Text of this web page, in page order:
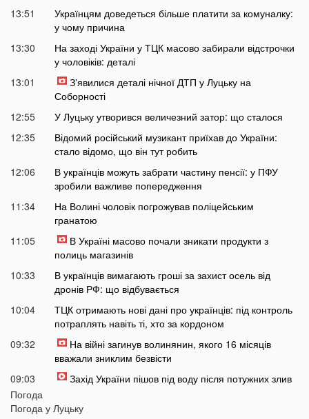
13:51
Українцям доведеться більше платити за комуналку:
у чому причина
13:30
На заході України у ТЦК масово забирали відстрочки
у чоловіків: деталі
13:01
Зʼявилися деталі нічної ДТП у Луцьку на
Соборності
12:55
У Луцьку утворився величезний затор: що сталося
12:35
Відомий російський музикант приїхав до України:
стало відомо, що він тут робить
12:06
В українців можуть забрати частину пенсії: у ПФУ
зробили важливе попередження
11:34
На Волині чоловік погрожував поліцейським
гранатою
11:05
В Україні масово почали зникати продукти з
полиць магазинів
10:33
В українців вимагають гроші за захист осель від
дронів РФ: що відбувається
10:04
ТЦК отримають нові дані про українців: під контроль
потраплять навіть ті, хто за кордоном
09:32
На війні загинув волинянин, якого 16 місяців
вважали зниклим безвісти
09:03
Захід України пішов під воду після потужних злив
08:50
травмований
Погода
Погода у Луцьку